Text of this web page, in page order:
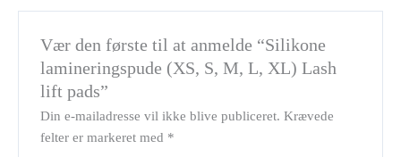
Vær den første til at anmelde “Silikone
lamineringspude (XS, S, M, L, XL) Lash
lift pads”
Din e-mailadresse vil ikke blive publiceret. Krævede
felter er markeret med *